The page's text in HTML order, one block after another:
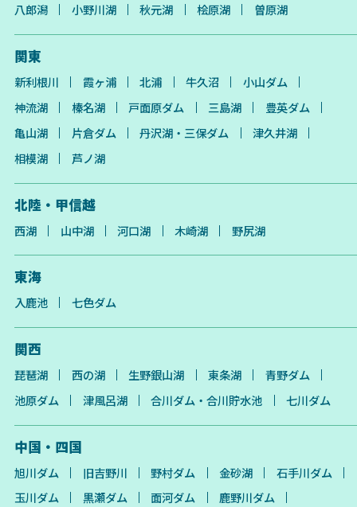
八郎潟 小野川湖 秋元湖 桧原湖 曽原湖
関東
新利根川 霞ヶ浦 北浦 牛久沼
小山ダム
神流湖
榛名湖 戸面原ダム 三島湖
豊英ダム
亀山湖
片倉ダム 丹沢湖・三保ダム
津久井湖
相模湖
芦ノ湖
北陸・甲信越
西湖 山中湖 河口湖 木崎湖 野尻湖
東海
入鹿池 七色ダム
関西
琵琶湖 西の湖 生野銀山湖 東条湖
青野ダム
池原ダム
津風呂湖 合川ダム・合川貯水池 七川ダム
中国・四国
旭川ダム 旧吉野川 野村ダム 金砂湖
石手川ダム
玉川ダム
黒瀬ダム 面河ダム
鹿野川ダム